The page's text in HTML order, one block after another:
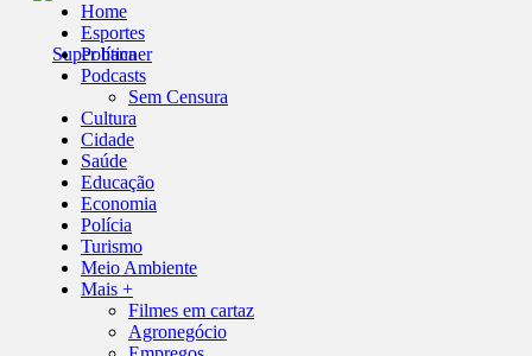
Home
Esportes
Política
Podcasts
Sem Censura
Cultura
Cidade
Saúde
Educação
Economia
Polícia
Turismo
Meio Ambiente
Mais +
Filmes em cartaz
Agronegócio